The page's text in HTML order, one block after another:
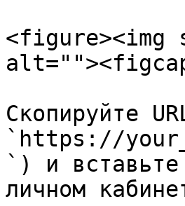
<figure><img
Скопируйте
`https://
`) и вставьте
личном